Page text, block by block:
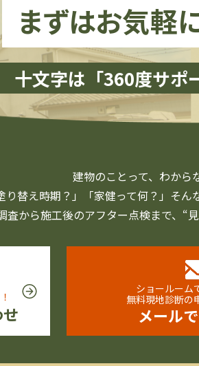
まずはお気軽
十文字は「360度サポ
建物のことって、 わから
り替え時期？」「家健って何？」 そん
査から施工後のアフター点検まで、 “
ショールーム
無料現地診断の
メール